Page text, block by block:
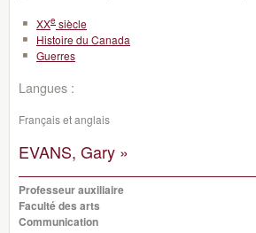
XXe siècle
Histoire du Canada
Guerres
Langues :
Français et anglais
EVANS, Gary »
Professeur auxiliaire
Faculté des arts
Communication